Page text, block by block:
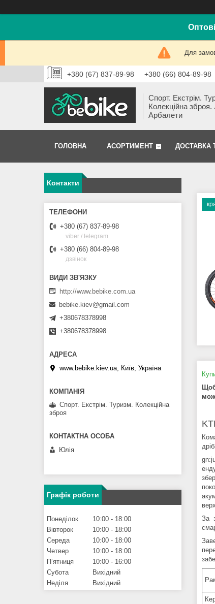
Для
+380 (67) 837-89-98 +380 (66) 804-89-98
Спорт. Екстрім.
Колекційна зброя.
Арбалети
ГОЛОВНА АСОРТИМЕНТ ДОСТАВКА
За
Контакти
+380 (67) 837-89-98
viber / telegram
+380 (66) 804-89-98
дзвінок
http://www.bebike.com.ua
bebike.kiev@gmail.com
+380678378998
+380678378998
www.bebike.kiev.ua, Київ, Україна
Спорт. Екстрім. Туризм. Колекційна
зброя
Юлія
Графік роботи
Понеділок 10:00
18:00
Вівторок
10:00
18:00
Середа
10:00
18:00
Четвер
10:00
18:00
Пʼятниця
10:00
16:00
Субота
Вихідний
Неділя
Вихідний